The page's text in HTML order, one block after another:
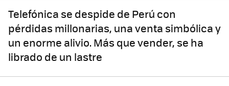
Telefónica se despide de Perú con
pérdidas millonarias, una venta simbólica y
un enorme alivio. Más que vender, se ha
librado de un lastre